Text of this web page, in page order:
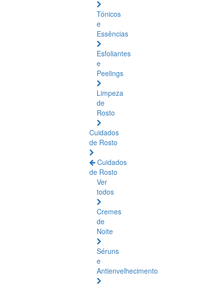
Tónicos
e
Essências
Esfoliantes
e
Peelings
Limpeza
de
Rosto
Cuidados
de Rosto
Cuidados
de Rosto
Ver
todos
Cremes
de
Noite
Séruns
e
Antienvelhecimento